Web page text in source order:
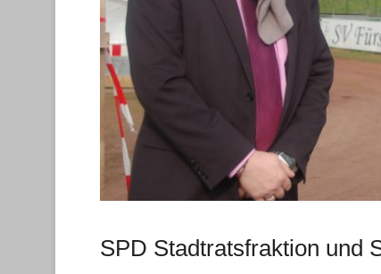
SPD Stadtratsfraktion und